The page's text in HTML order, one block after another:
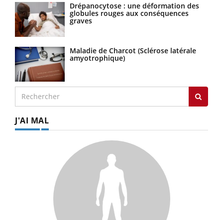
Drépanocytose : une déformation des
globules rouges aux conséquences
graves
Maladie de Charcot (Sclérose latérale
amyotrophique)
J'AI MAL